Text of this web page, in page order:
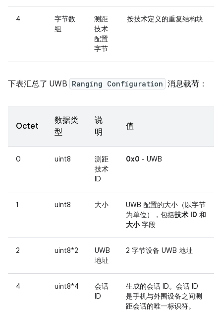
4
字节数
组
测距
技术
配置
字节
按技术定义的重复结构块
下表汇总了 UWB Ranging Configuration 消息载荷：
Octet
数据类
型
说
明
值
0 uint8
测距
技术
ID
0x0 - UWB
1 uint8 大小
UWB 配置的大小（以字节
为单位），包括技术 ID 和
大小字段
2 uint8*2
UWB
地址
2 字节设备 UWB 地址
4 uint8*4
会话
ID
生成的会话 ID。会话 ID
是手机与外围设备之间测
距会话的唯一标识符。